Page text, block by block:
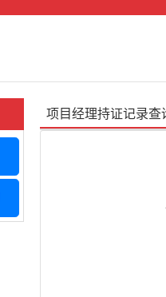
项目经理持证记录查